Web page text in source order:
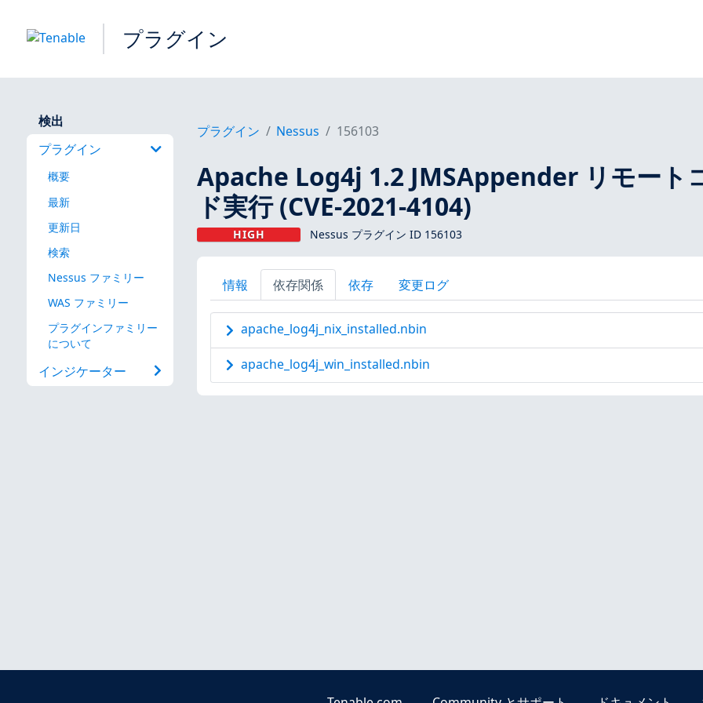
プラグイン
検出
プラグイン
概要
最新
更新日
検索
Nessus ファミリー
WAS ファミリー
プラグインファミリー
について
インジケーター
プラグイン Nessus 156103
Apache Log4j 1.2 JMSAppender リモート
ド実行 (CVE-2021-4104)
HIGH Nessus プラグイン ID 156103
情報 依存関係 依存 変更ログ
apache_log4j_nix_installed.nbin
apache_log4j_win_installed.nbin